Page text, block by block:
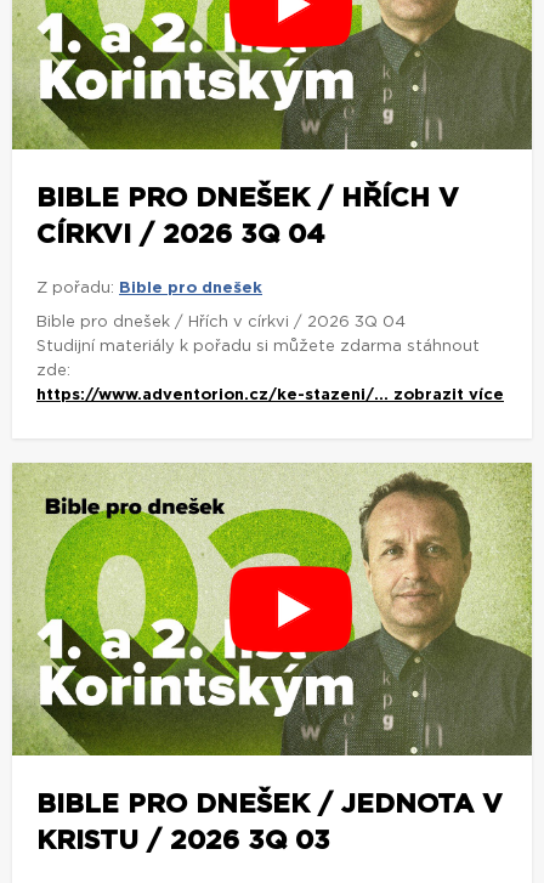
BIBLE PRO DNEŠEK / HŘÍCH V
CÍRKVI / 2026 3Q 04
Z pořadu: Bible pro dnešek
Bible pro dnešek / Hřích v církvi / 2026 3Q 04
Studijní materiály k pořadu si můžete zdarma stáhnout
zde:
https://www.adventorion.cz/ke-stazeni/... zobrazit více
BIBLE PRO DNEŠEK / JEDNOTA V
KRISTU / 2026 3Q 03